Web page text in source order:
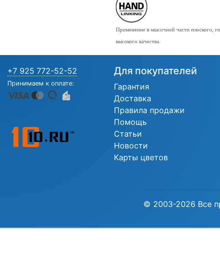
Применение в мысочной части плоского,
высокого качества.
+7 925 772-52-52
Принимаем к оплате:
Для покупателей
Гарантия
Доставка
Правила продажи
Помощь
Статьи
Новости
Карты цветов
© 2003-2026 Все